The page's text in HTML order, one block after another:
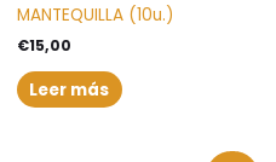
MANTEQUILLA (10u.)
€15,00
Leer más